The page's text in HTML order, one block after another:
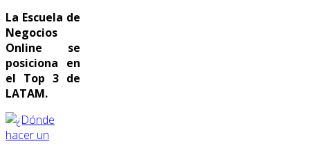
La Escuela de
Negocios
Online se
posiciona en
el Top 3 de
LATAM.